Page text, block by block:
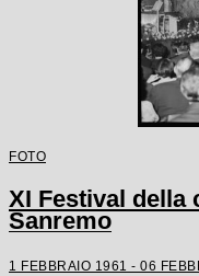
FOTO
XI Festival della
Sanremo
1 FEBBRAIO 1961 - 06